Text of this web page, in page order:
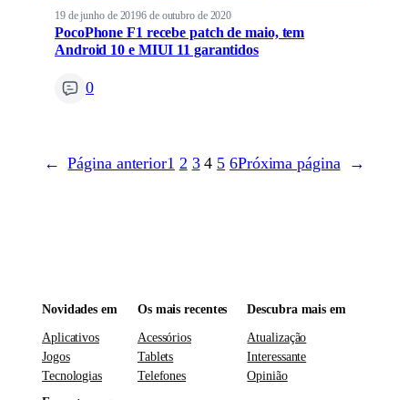
19 de junho de 20196 de outubro de 2020
PocoPhone F1 recebe patch de maio, tem
Android 10 e MIUI 11 garantidos
0
← Página anterior1 2 3 4 5 6Próxima página →
Novidades em
Aplicativos
Jogos
Tecnologias
Os mais recentes
Acessórios
Tablets
Telefones
Descubra mais em
Atualização
Interessante
Opinião